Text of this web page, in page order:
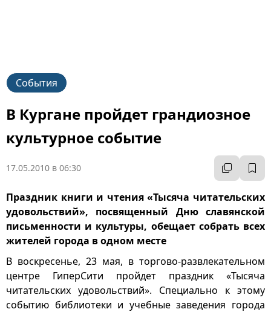
События
В Кургане пройдет грандиозное
культурное событие
17.05.2010 в 06:30
Праздник книги и чтения «Тысяча читательских
удовольствий», посвященный Дню славянской
письменности и культуры, обещает собрать всех
жителей города в одном месте
В воскресенье, 23 мая, в торгово-развлекательном
центре ГиперСити пройдет праздник «Тысяча
читательских удовольствий». Специально к этому
событию библиотеки и учебные заведения города